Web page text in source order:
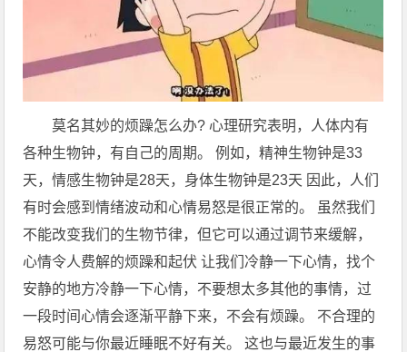
莫名其妙的烦躁怎么办? 心理研究表明，人体内有
各种生物钟，有自己的周期。 例如，精神生物钟是33
天，情感生物钟是28天，身体生物钟是23天 因此，人们
有时会感到情绪波动和心情易怒是很正常的。 虽然我们
不能改变我们的生物节律，但它可以通过调节来缓解，
心情令人费解的烦躁和起伏 让我们冷静一下心情，找个
安静的地方冷静一下心情，不要想太多其他的事情，过
一段时间心情会逐渐平静下来，不会有烦躁。 不合理的
易怒可能与你最近睡眠不好有关。 这也与最近发生的事